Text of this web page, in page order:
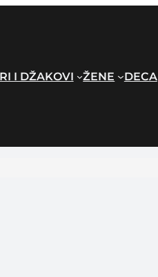
I DŽAKOVI ŽENE DECA